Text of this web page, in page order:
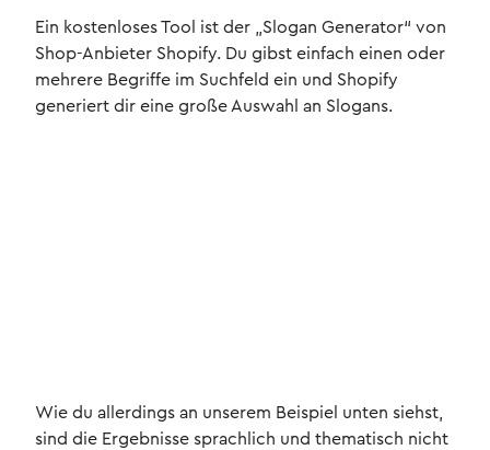
Ein kostenloses Tool ist der „Slogan Generator“ von
Shop-Anbieter Shopify. Du gibst einfach einen oder
mehrere Begriffe im Suchfeld ein und Shopify
generiert dir eine große Auswahl an Slogans.
Wie du allerdings an unserem Beispiel unten siehst,
sind die Ergebnisse sprachlich und thematisch nicht